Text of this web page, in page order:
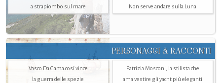
a strapiombo sul mare
Non serve andare sulla Luna
PERSONAGGI & RACCONTI
Vasco Da Gama così vince
la guerra delle spezie
Patrizia Mosconi, la stilista che
ama vestire gli yacht più eleganti